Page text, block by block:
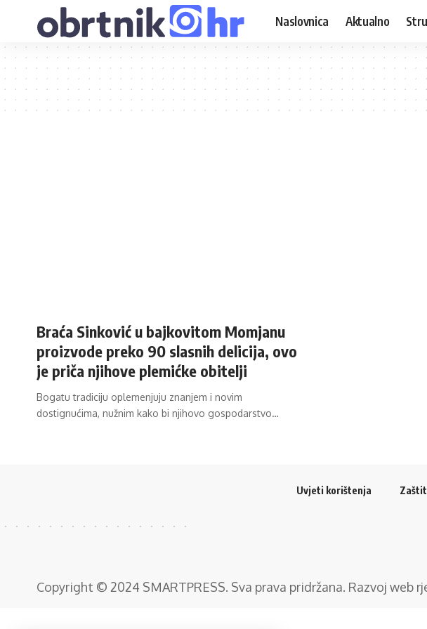
Naslovnica Aktualno
Braća Sinković u bajkovitom Momjanu
proizvode preko 90 slasnih delicija, ovo
je priča njihove plemićke obitelji
Bogatu tradiciju oplemenjuju znanjem i novim
dostignućima, nužnim kako bi njihovo gospodarstvo…
Uvjeti korištenja
Copyright © 2024 SMARTPRESS. Sva prava pridržana. Razvoj web